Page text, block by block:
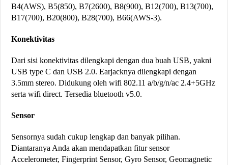
B4(AWS), B5(850), B7(2600), B8(900), B12(700), B13(700),
B17(700), B20(800), B28(700), B66(AWS-3).
Konektivitas
Dari sisi konektivitas dilengkapi dengan dua buah USB, yakni
USB type C dan USB 2.0. Earjacknya dilengkapi dengan
3.5mm stereo. Didukung oleh wifi 802.11 a/b/g/n/ac 2.4+5GHz
serta wifi direct. Tersedia bluetooth v5.0.
Sensor
Sensornya sudah cukup lengkap dan banyak pilihan.
Diantaranya Anda akan mendapatkan fitur sensor
Accelerometer, Fingerprint Sensor, Gyro Sensor, Geomagnetic